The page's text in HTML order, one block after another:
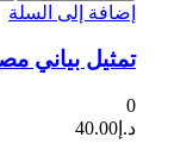
إضافة إلى السلة
تمثيل بياني
0
د.إ 40.00